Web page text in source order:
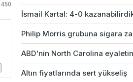
450
İsmail Kartal: 4-0
Philip Morris grubuna sigara
ABD'nin North Carolina
Altın fiyatlarında sert yükseliş